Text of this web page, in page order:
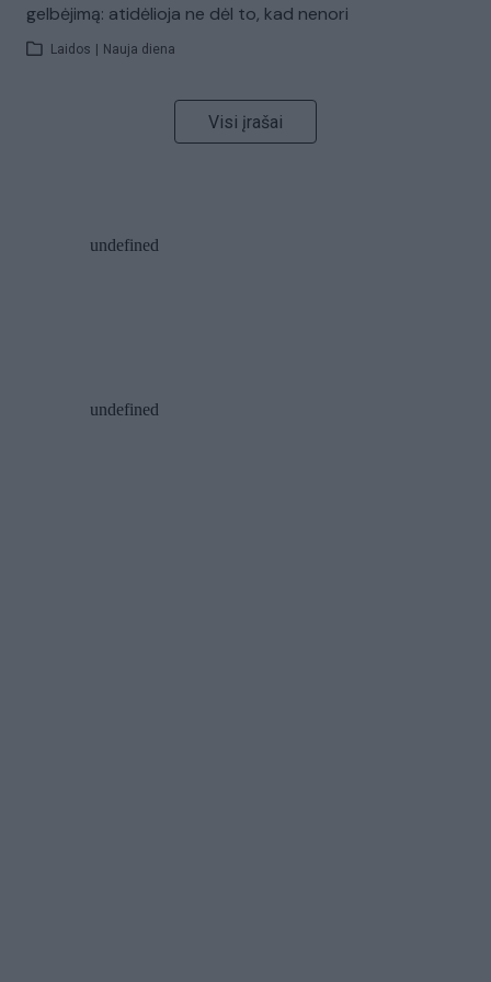
gelbėjimą: atidėlioja ne dėl to, kad nenori
Laidos Nauja diena
Visi įrašai